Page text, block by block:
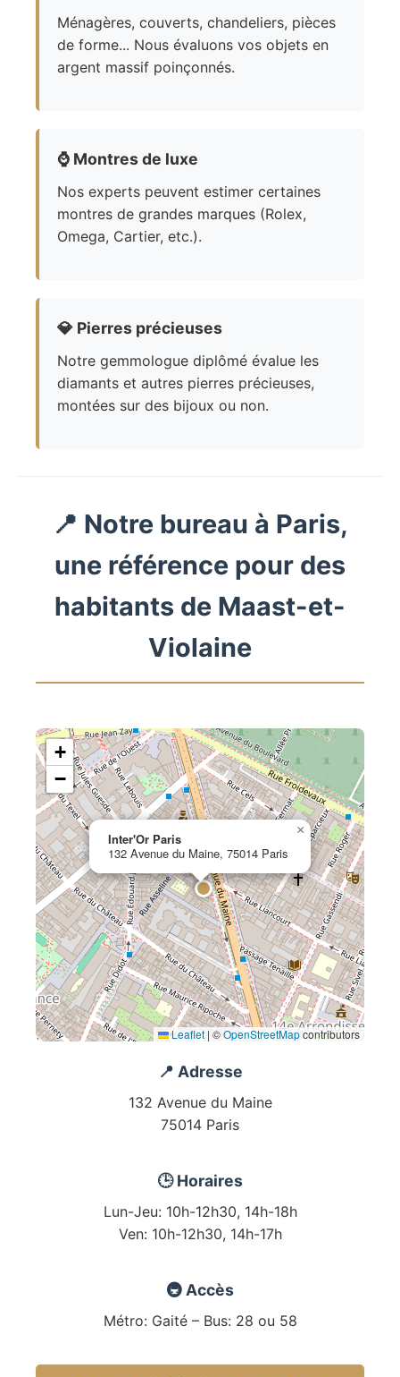
Ménagères, couverts, chandeliers, pièces
de forme... Nous évaluons vos objets en
argent massif poinçonnés.
⌚ Montres de luxe
Nos experts peuvent estimer certaines
montres de grandes marques (Rolex,
Omega, Cartier, etc.).
💎 Pierres précieuses
Notre gemmologue diplômé évalue les
diamants et autres pierres précieuses,
montées sur des bijoux ou non.
📍 Notre bureau à Paris,
une référence pour des
habitants de Maast-et-
Violaine
Inter'Or Paris
132 Avenue du Maine, 75014 Paris
×
+
−
Leaflet | ©OpenStreetMapcontributors
📍 Adresse
132 Avenue du Maine
75014 Paris
🕒 Horaires
Lun-Jeu: 10h-12h30, 14h-18h
Ven: 10h-12h30, 14h-17h
🚇 Accès
Métro: Gaité – Bus: 28 ou 58